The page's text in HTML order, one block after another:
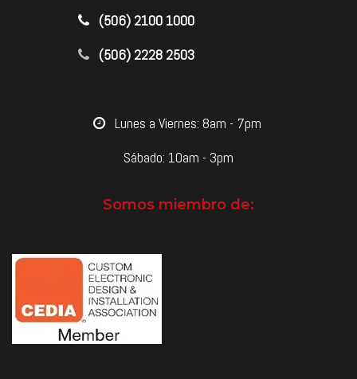
​(506) 2100 1000
(506) 2228 2503
​Lunes a Viernes: 8am - 7pm
Sábado: 10am - 3pm
Somos miembro de: